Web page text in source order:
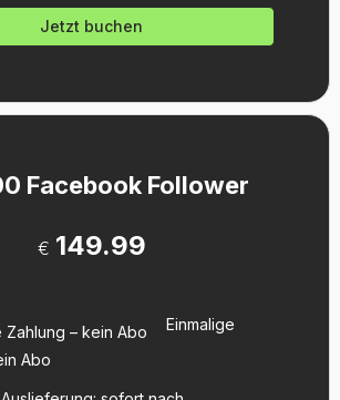
Jetzt buchen
Facebook Follower
€ 149.99
Einmalige
Abo